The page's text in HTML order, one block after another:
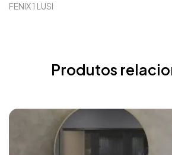
FENIX 1 LUSI
Produtos